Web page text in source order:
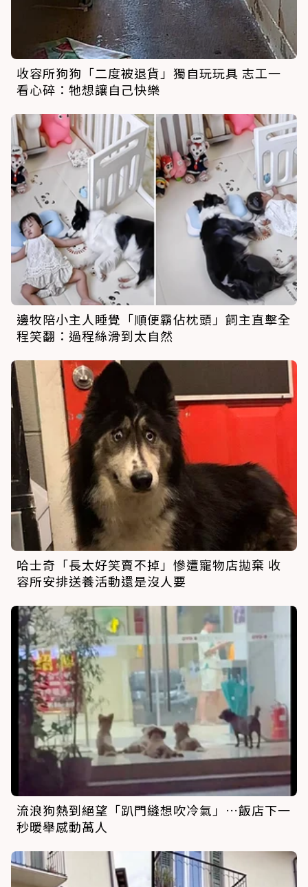
收容所狗狗「二度被退貨」獨自玩玩具 志工一
看心碎：牠想讓自己快樂
邊牧陪小主人睡覺「順便霸佔枕頭」飼主直擊全
程笑翻：過程絲滑到太自然
哈士奇「長太好笑賣不掉」慘遭寵物店拋棄 收
容所安排送養活動還是沒人要
流浪狗熱到絕望「趴門縫想吹冷氣」…飯店下一
秒暖舉感動萬人